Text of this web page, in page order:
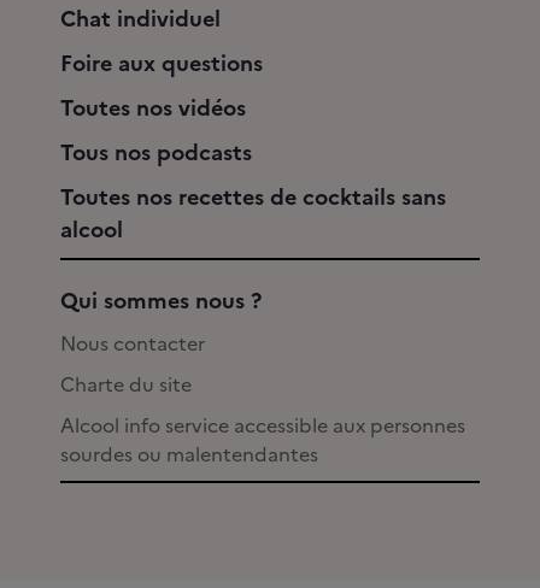
Chat individuel
Foire aux questions
Toutes nos vidéos
Tous nos podcasts
Toutes nos recettes de cocktails sans
alcool
Qui sommes nous ?
Nous contacter
Charte du site
Alcool info service accessible aux personnes
sourdes ou malentendantes